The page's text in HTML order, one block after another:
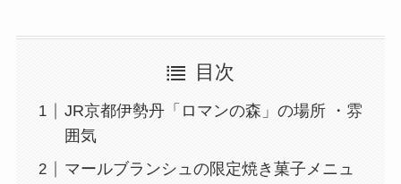
目次
JR京都伊勢丹「ロマンの森」の場所 ・雰
囲気
マールブランシュの限定焼き菓子メニュ